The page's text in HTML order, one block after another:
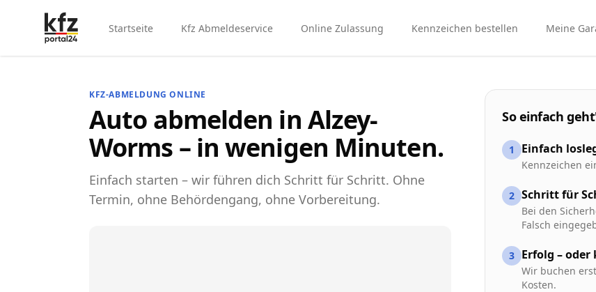
Startseite Kfz Abmeldeservice Online Zulassung Kennzeichen bestellen Meine
KFZ-ABMELDUNG ONLINE
Auto abmelden in Alzey-
Worms – in wenigen Minuten.
Einfach starten – wir führen dich Schritt für Schritt. Ohne
Termin, ohne Behördengang, ohne Vorbereitung.
So einfach
1 Einfach
Kennzeichen
2 Schritt für
Bei den
Falsch
3 Erfolg –
Wir buchen
Kosten.